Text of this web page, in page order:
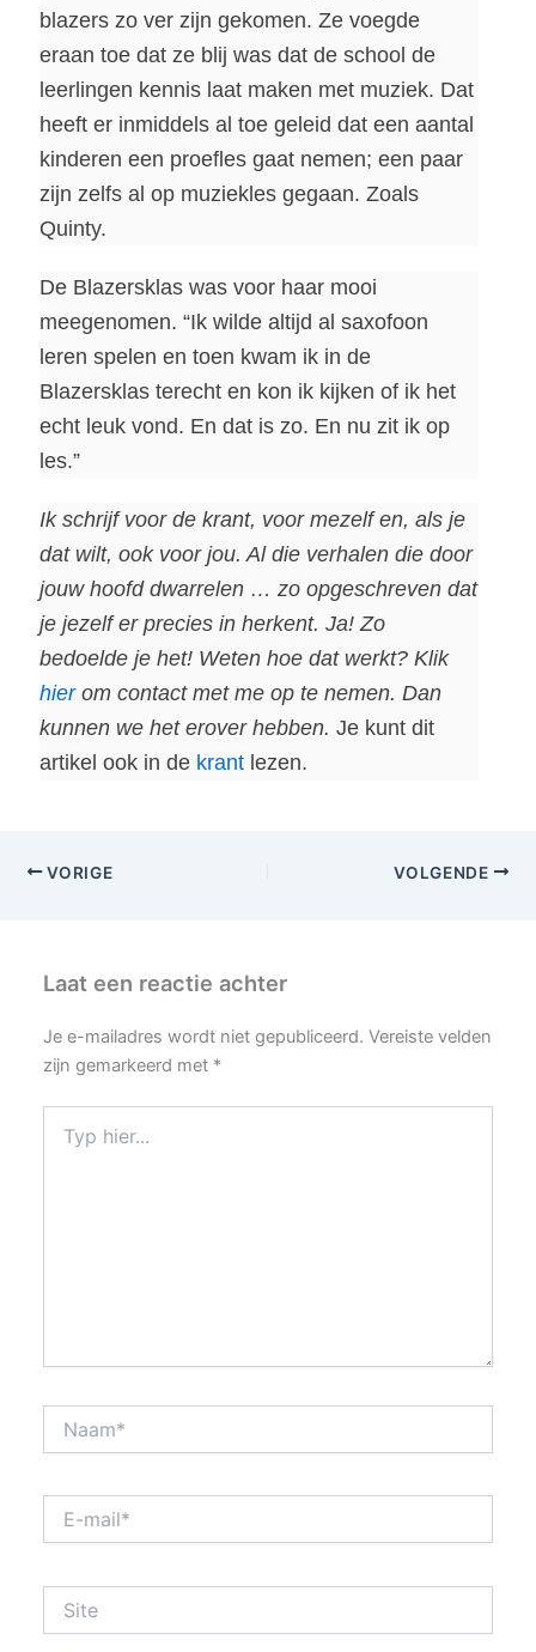
blazers zo ver zijn gekomen. Ze voegde
eraan toe dat ze blij was dat de school de
leerlingen kennis laat maken met muziek. Dat
heeft er inmiddels al toe geleid dat een aantal
kinderen een proefles gaat nemen; een paar
zijn zelfs al op muziekles gegaan. Zoals
Quinty.
De Blazersklas was voor haar mooi
meegenomen. “Ik wilde altijd al saxofoon
leren spelen en toen kwam ik in de
Blazersklas terecht en kon ik kijken of ik het
echt leuk vond. En dat is zo. En nu zit ik op
les.”
Ik schrijf voor de krant, voor mezelf en, als je
dat wilt, ook voor jou. Al die verhalen die door
jouw hoofd dwarrelen … zo opgeschreven dat
je jezelf er precies in herkent. Ja! Zo
bedoelde je het! Weten hoe dat werkt? Klik
hierom contact met me op te nemen. Dan
kunnen we het erover hebben. Je kunt dit
artikel ook in de krant lezen.
VORIGE VOLGENDE
Laat een reactie achter
Je e-mailadres wordt niet gepubliceerd. Vereiste velden
zijn gemarkeerd met *
hier...
mail*